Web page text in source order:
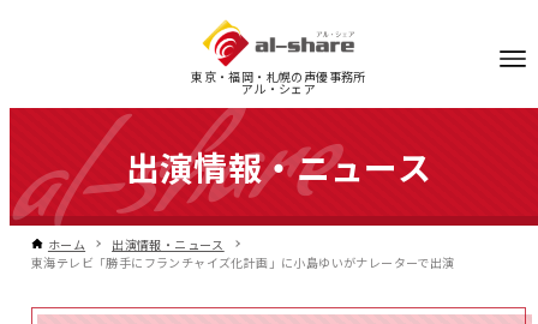
東京・福岡・札幌の声優事務所
アル・シェア
出演情報・ニュース
ホーム
出演情報・ニュース
東海テレビ「勝手にフランチャイズ化計画」に小島ゆいがナレーターで出演